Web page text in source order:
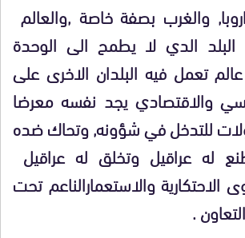
والغرب بصفة خاصة ,والعالم
الدي لا يطمح الى الوحدة
تعمل فيه البلدان الاخرى على
والاقتصادي يجد نفسه معرضا
للتدخل في شؤونه, وتحاك ضده
له عراقيل وتخلق له عراقيل
الاحتكارية والاستعمارالناعم تحت
.